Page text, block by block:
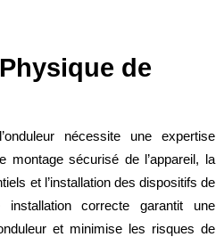
de
nécessite une expertise
montage sécurisé de l’appareil, la
et l’installation des dispositifs de
installation correcte garantit une
et minimise les risques de